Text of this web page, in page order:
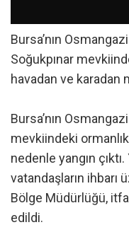
Bursa’nın
Soğukpınar
havadan ve karadan
Bursa’nın
mevkiindeki
nedenle yangın
vatandaşların ihbarı
Bölge Müdürlüğü,
edildi.